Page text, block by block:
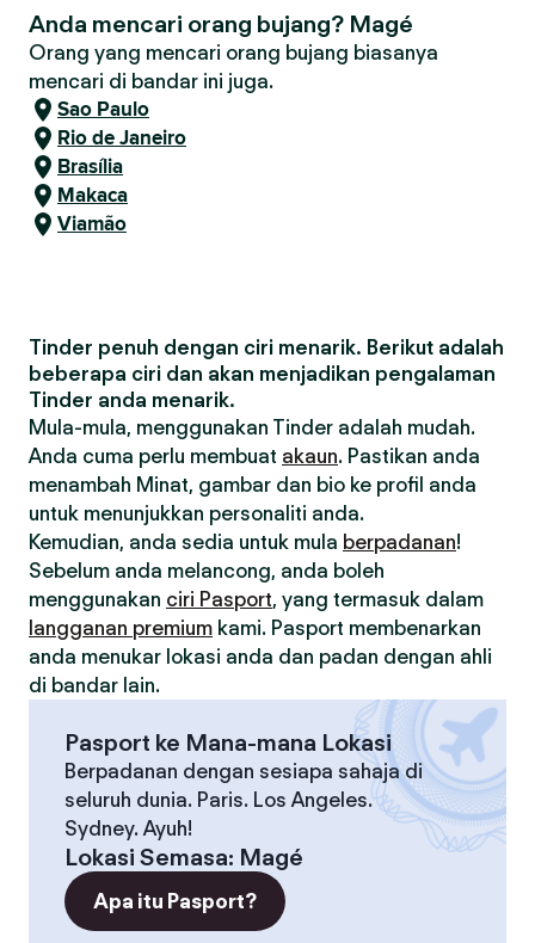
Anda mencari orang bujang? Magé
Orang yang mencari orang bujang biasanya
mencari di bandar ini juga.
Sao Paulo
Rio de Janeiro
Brasília
Makaca
Viamão
Tinder penuh dengan ciri menarik. Berikut adalah
beberapa ciri dan akan menjadikan pengalaman
Tinder anda menarik.
Mula-mula, menggunakan Tinder adalah mudah.
Anda cuma perlu membuat akaun. Pastikan anda
menambah Minat, gambar dan bio ke profil anda
untuk menunjukkan personaliti anda.
Kemudian, anda sedia untuk mula berpadanan!
Sebelum anda melancong, anda boleh
menggunakan ciri Pasport, yang termasuk dalam
langganan premium kami. Pasport membenarkan
anda menukar lokasi anda dan padan dengan ahli
di bandar lain.
Pasport ke Mana-mana Lokasi
Berpadanan dengan sesiapa sahaja di
seluruh dunia. Paris. Los Angeles.
Sydney. Ayuh!
Lokasi Semasa: Magé
Apa itu Pasport?